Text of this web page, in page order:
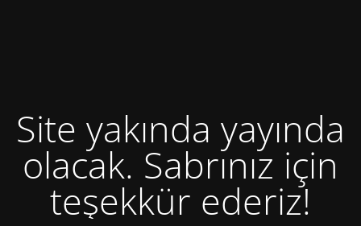
Site yakında yayında
olacak. Sabrınız için
teşekkür ederiz!